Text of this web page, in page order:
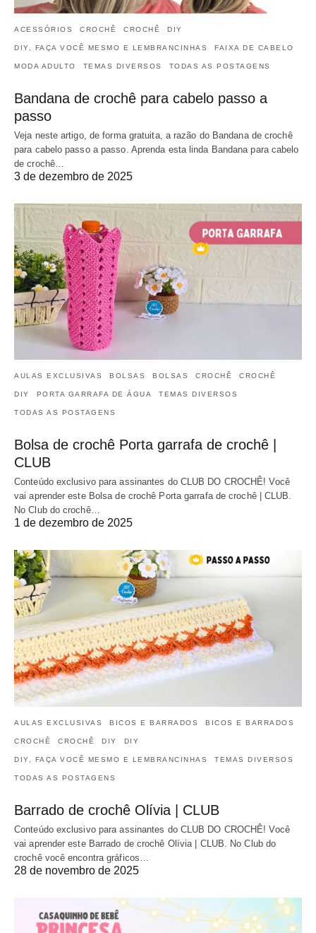
ACESSÓRIOS CROCHÊ CROCHÊ DIY
DIY, FAÇA VOCÊ MESMO E LEMBRANCINHAS FAIXA DE CABELO
MODA ADULTO TEMAS DIVERSOS TODAS AS POSTAGENS
Bandana de crochê para cabelo passo a
passo
Veja neste artigo, de forma gratuita, a razão do Bandana de crochê
para cabelo passo a passo. Aprenda esta linda Bandana para cabelo
de crochê…
3 de dezembro de 2025
AULAS EXCLUSIVAS BOLSAS BOLSAS CROCHÊ CROCHÊ
DIY PORTA GARRAFA DE ÁGUA TEMAS DIVERSOS
TODAS AS POSTAGENS
Bolsa de crochê Porta garrafa de crochê |
CLUB
Conteúdo exclusivo para assinantes do CLUB DO CROCHÊ! Você
vai aprender este Bolsa de crochê Porta garrafa de crochê | CLUB.
No Club do crochê…
1 de dezembro de 2025
AULAS EXCLUSIVAS BICOS E BARRADOS BICOS E BARRADOS
CROCHÊ CROCHÊ DIY DIY
DIY, FAÇA VOCÊ MESMO E LEMBRANCINHAS TEMAS DIVERSOS
TODAS AS POSTAGENS
Barrado de crochê Olívia | CLUB
Conteúdo exclusivo para assinantes do CLUB DO CROCHÊ! Você
vai aprender este Barrado de crochê Olívia | CLUB. No Club do
crochê você encontra gráficos…
28 de novembro de 2025